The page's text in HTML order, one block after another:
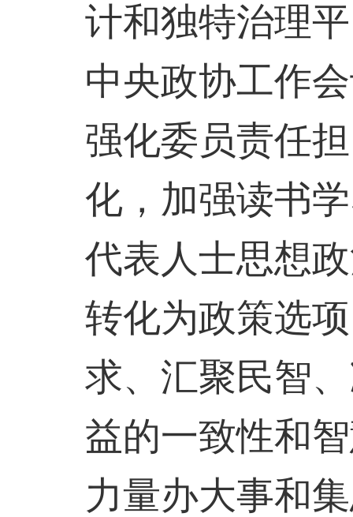
计和独特治理
中央政协工作
强化委员责任
化，加强读书
代表人士思想
转化为政策选
求、汇聚民智
益的一致性和
力量办大事和